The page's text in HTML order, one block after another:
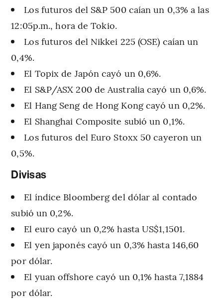
Los futuros del S&P 500 caían un 0,3% a las
12:05p.m., hora de Tokio.
Los futuros del Nikkei 225 (OSE) caían un
0,4%.
El Topix de Japón cayó un 0,6%.
El S&P/ASX 200 de Australia cayó un 0,6%.
El Hang Seng de Hong Kong cayó un 0,2%.
El Shanghai Composite subió un 0,1%.
Los futuros del Euro Stoxx 50 cayeron un
0,5%.
Divisas
El índice Bloomberg del dólar al contado
subió un 0,2%.
El euro cayó un 0,2% hasta US$1,1501.
El yen japonés cayó un 0,3% hasta 146,60
por dólar.
El yuan offshore cayó un 0,1% hasta 7,1884
por dólar.